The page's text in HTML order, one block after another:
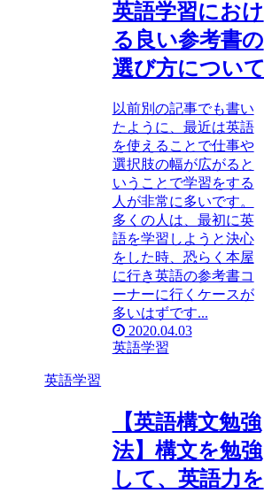
英語学習におけ
る良い参考書の
選び方について
以前別の記事でも書い
たように、最近は英語
を使えることで仕事や
選択肢の幅が広がると
いうことで学習をする
人が非常に多いです。
多くの人は、最初に英
語を学習しようと決心
をした時、恐らく本屋
に行き英語の参考書コ
ーナーに行くケースが
多いはずです...
2020.04.03
英語学習
英語学習
【英語構文勉強
法】構文を勉強
して、英語力を